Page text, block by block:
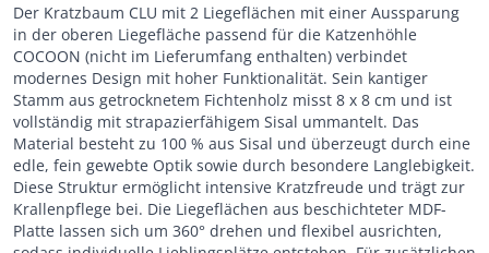
Der Kratzbaum CLU mit 2 Liegeflächen mit einer Aussparung
in der oberen Liegefläche passend für die Katzenhöhle
COCOON (nicht im Lieferumfang enthalten) verbindet
modernes Design mit hoher Funktionalität. Sein kantiger
Stamm aus getrocknetem Fichtenholz misst 8 x 8 cm und ist
vollständig mit strapazierfähigem Sisal ummantelt. Das
Material besteht zu 100 % aus Sisal und überzeugt durch eine
edle, fein gewebte Optik sowie durch besondere Langlebigkeit.
Diese Struktur ermöglicht intensive Kratzfreude und trägt zur
Krallenpflege bei. Die Liegeflächen aus beschichteter MDF-
Platte lassen sich um 360° drehen und flexibel ausrichten,